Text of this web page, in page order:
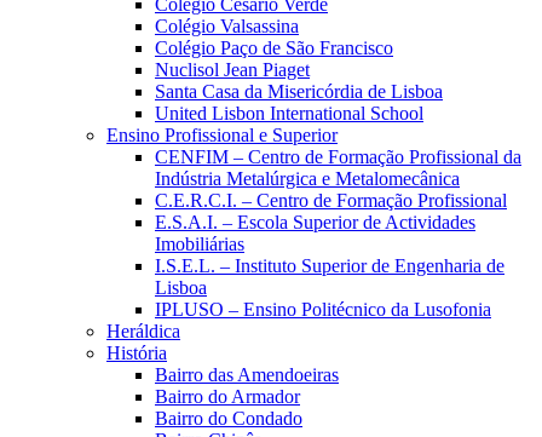
Colégio Cesário Verde
Colégio Valsassina
Colégio Paço de São Francisco
Nuclisol Jean Piaget
Santa Casa da Misericórdia de Lisboa
United Lisbon International School
Ensino Profissional e Superior
CENFIM – Centro de Formação Profissional da
Indústria Metalúrgica e Metalomecânica
C.E.R.C.I. – Centro de Formação Profissional
E.S.A.I. – Escola Superior de Actividades
Imobiliárias
I.S.E.L. – Instituto Superior de Engenharia de
Lisboa
IPLUSO – Ensino Politécnico da Lusofonia
Heráldica
História
Bairro das Amendoeiras
Bairro do Armador
Bairro do Condado